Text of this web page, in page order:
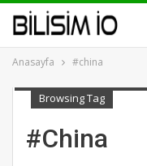
Anasayfa #china
Browsing Tag
#china